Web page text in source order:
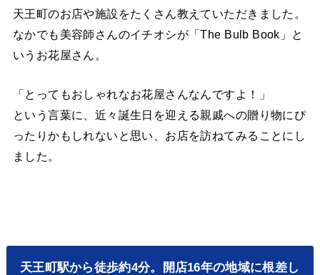
天王町のお店や施設をたくさん教えていただきました。
なかでも美容師さんのイチオシが「The Bulb Book」と
いうお花屋さん。
「とってもおしゃれなお花屋さんなんですよ！」
という言葉に、近々誕生日を迎える親戚への贈り物にぴ
ったりかもしれないと思い、お店を訪ねてみることにし
ました。
天王町駅から徒歩約4分。開店16年の地域に根差し